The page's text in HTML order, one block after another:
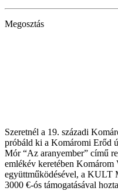
Megosztás
Szeretnél a 19. századi
próbáld ki a Komáromi Erőd
Mór “Az aranyember” című
emlékév keretében Komárom
együttműködésével, a
3000 €-ós támogatásával